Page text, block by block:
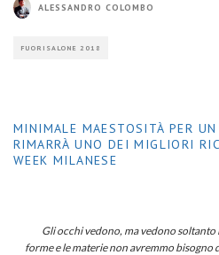
ALESSANDRO COLOMBO
FUORISALONE 2018
MINIMALE MAESTOSITÀ PER
RIMARRÀ UNO DEI MIGLIORI
WEEK MILANESE
Gli occhi vedono, ma vedono soltanto
forme e le materie non avremmo